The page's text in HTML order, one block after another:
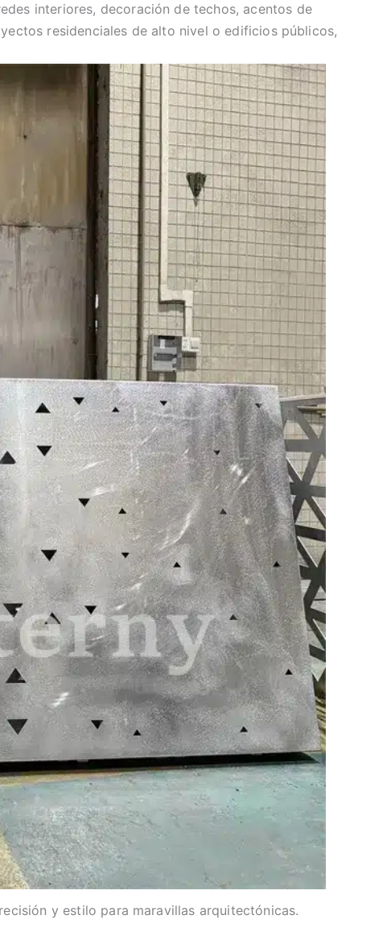
interiores, decoración de techos, acentos de
residenciales de alto nivel o edificios públicos,
y estilo para maravillas arquitectónicas.